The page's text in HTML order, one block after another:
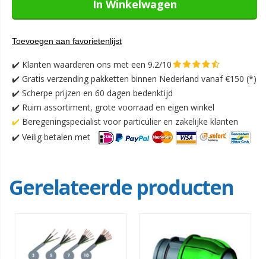
In Winkelwagen
Toevoegen aan favorietenlijst
✔️ Klanten waarderen ons met een 9.2/10
✔️ Gratis verzending pakketten binnen Nederland vanaf €150 (*)
✔️ Scherpe prijzen en 60 dagen bedenktijd
✔️ Ruim assortiment, grote voorraad en eigen winkel
✔️ Beregeningspecialist voor particulier en zakelijke klanten
✔️ Veilig betalen met
Gerelateerde producten